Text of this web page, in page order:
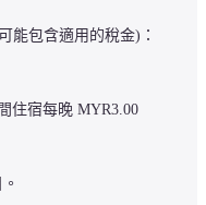
能包含適用的稅金)：
住宿每晚 MYR3.00